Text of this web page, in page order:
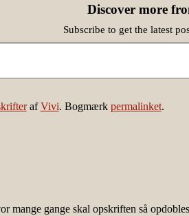
Discover more
Subscribe to get the latest
afVivi. Bogmærk permalinket.
mange gange skal opskriften så